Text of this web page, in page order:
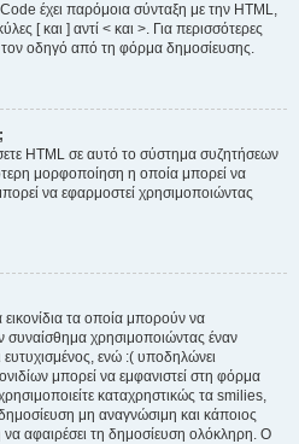
έχει παρόμοια σύνταξη με την HTML,
[ και ] αντί < και >. Για περισσότερες
τον οδηγό από τη φόρμα δημοσίευσης.
HTML σε αυτό το σύστημα συζητήσεων
μορφοποίηση η οποία μπορεί να
να εφαρμοστεί χρησιμοποιώντας
τα οποία μπορούν να
συναίσθημα χρησιμοποιώντας έναν
ενώ :( υποδηλώνει
μπορεί να εμφανιστεί στη φόρμα
καταχρηστικώς τα smilies,
μη αναγνώσιμη και κάποιος
να αφαιρέσει τη δημοσίευση ολόκληρη. Ο